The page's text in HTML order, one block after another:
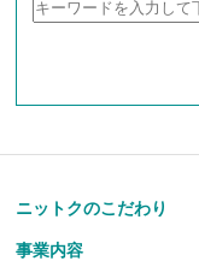
ニットクのこだわり
事業内容